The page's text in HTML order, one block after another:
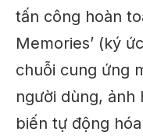
tấn công hoàn
Memories’ (ký
chuỗi cung ứng
người dùng, ảnh
biến tự động